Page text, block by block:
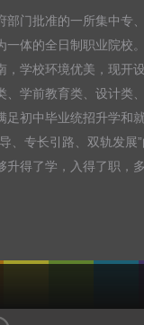
部门批准的一所集中专
体的全日制职业院校。
，学校环境优美，现开
、学前教育类、设计类
足初中毕业统招升学和
、专长引路、双轨发展
升得了学，入得了职，